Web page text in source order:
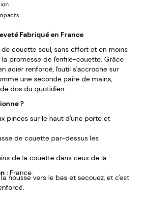
Fabriqué en France
couette seul, sans effort et en moins
promesse de l'enfile-couette. Grâce
acier renforcé, l'outil s'accroche sur
une seconde paire de mains,
dos du quotidien.
?
pinces sur le haut d'une porte et
de couette par-dessus les
de la couette dans ceux de la
housse vers le bas et secouez, et c'est
: France.